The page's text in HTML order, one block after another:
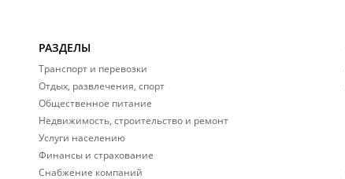
РАЗДЕЛЫ
Транспорт и перевозки
Отдых, развлечения, спорт
Общественное питание
Недвижимость, строительство и ремонт
Услуги населению
Финансы и страхование
Снабжение компаний